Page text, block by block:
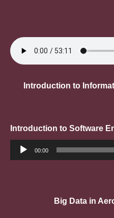
Introduction to
Introduction to Software
Trình
phát
âm
00:00
Big Data in